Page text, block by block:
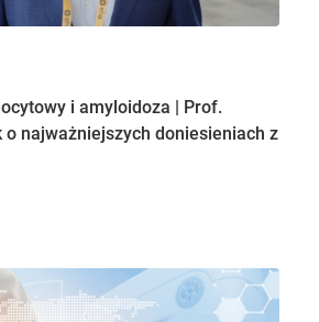
i amyloidoza | Prof.
najważniejszych doniesieniach z